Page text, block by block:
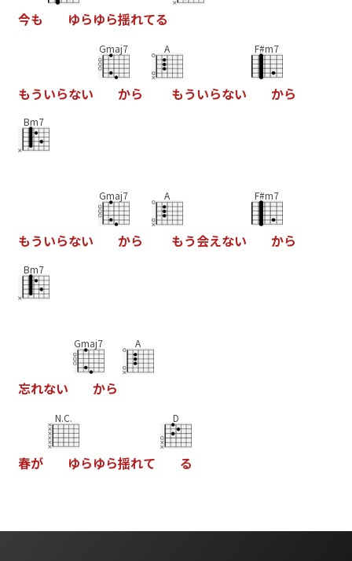
今も ゆらゆら揺れてる
もういらない
Gmaj7
から
A
もういらない
F#m7
から
Bm7
もういらない
Gmaj7
から
A
もう会えない
F#m7
から
Bm7
忘れない
Gmaj7
から
A
春が
N.C.
ゆらゆら揺れて
D
る